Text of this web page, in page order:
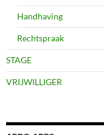
Handhaving
Rechtspraak
STAGE
VRIJWILLIGER